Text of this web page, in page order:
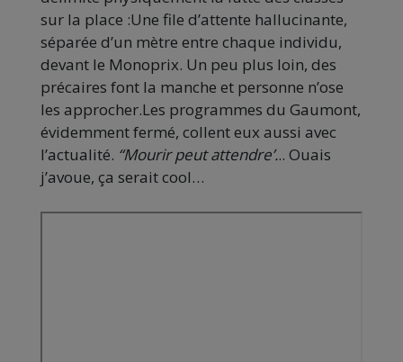
sur la place :Une file d’attente hallucinante,
séparée d’un mètre entre chaque individu,
devant le Monoprix. Un peu plus loin, des
précaires font la manche et personne n’ose
les approcher.Les programmes du Gaumont,
évidemment fermé, collent eux aussi avec
l’actualité. “Mourir peut attendre’... Ouais
j’avoue, ça serait cool…